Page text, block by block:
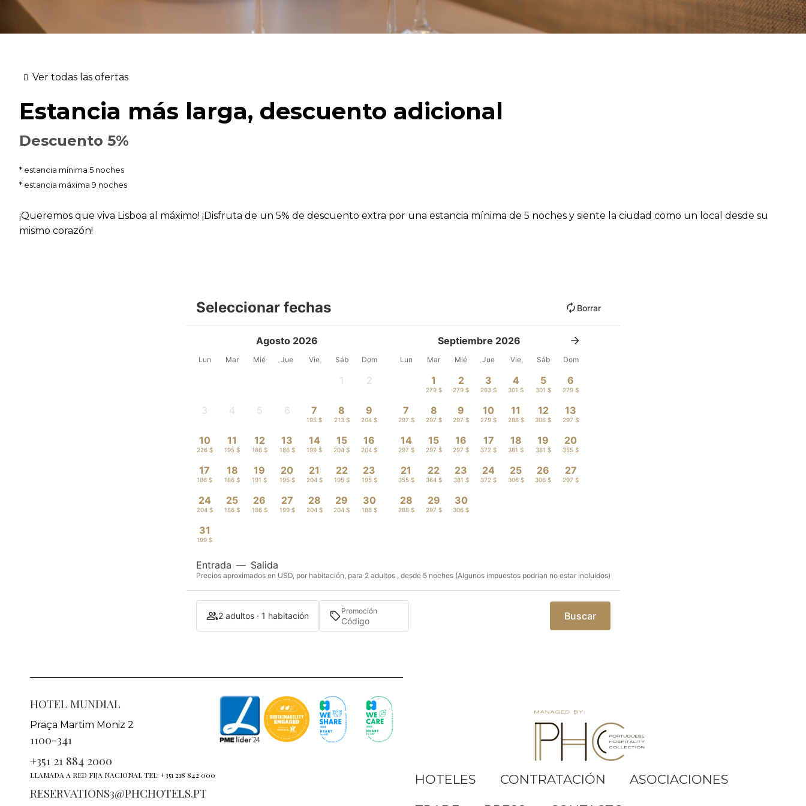
Ver todas las ofertas
Estancia más larga, descuento adicional
Descuento 5%
estancia mínima 5 noches
estancia máxima 9 noches
¡Queremos que viva Lisboa al máximo! ¡Disfruta de un 5% de descuento extra por una estancia mínima de 5 noches y siente la ciudad como un local desde su
mismo corazón!
Seleccionar fechas Borrar
Agosto 2026
Lun Mar Mié Jue Vie Sáb Dom
1 2
3 4 5 6 7
195 $
8
213 $
9
204 $
10
226 $
11
195 $
12
186 $
13
186 $
14
199 $
15
204 $
16
204 $
17
186 $
18
186 $
19
191 $
20
195 $
21
204 $
22
195 $
23
195 $
24
204 $
25
186 $
26
186 $
27
199 $
28
204 $
29
204 $
30
186 $
31
199 $
Septiembre 2026
Lun Mar Mié Jue Vie Sáb Dom
1
279 $
2
279 $
3
293 $
4
301 $
5
301 $
6
279 $
7
297 $
8
297 $
9
297 $
10
279 $
11
288 $
12
306 $
13
297 $
14
297 $
15
297 $
16
297 $
17
372 $
18
381 $
19
381 $
20
355 $
21
355 $
22
364 $
23
381 $
24
372 $
25
306 $
26
306 $
27
297 $
28
288 $
29
297 $
30
306 $
Entrada — Salida
Precios aproximados en USD, por habitación, para 2 adultos , desde 5 noches (Algunos impuestos podrian no estar incluidos)
2 adultos · 1 habitación Promoción Buscar
HOTEL MUNDIAL
Praça Martim Moniz 2
1100-341
+351 21 884 2000
LLAMADA A RED FIJA NACIONAL TEL: +351 218 842 000
RESERVATIONS3@PHCHOTELS.PT
HOTELES CONTRATACIÓN ASOCIACIONES